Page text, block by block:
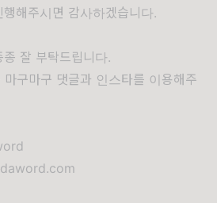
해주시면 감사하겠습니다.
잘 부탁드립니다.
구마구 댓글과 인스타를 이용해주